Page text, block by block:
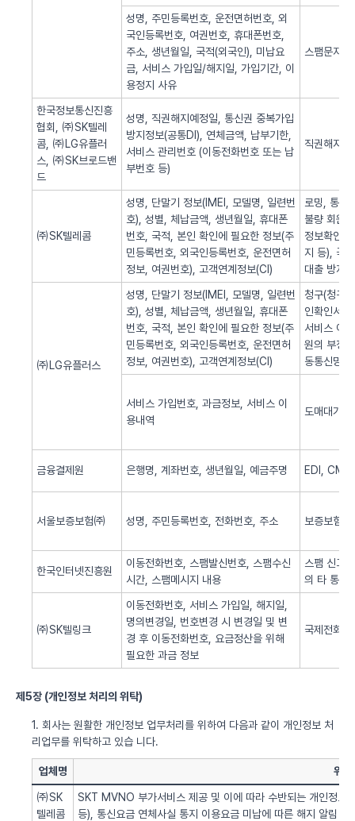
성명, 주민등록번호, 운전면허번호, 외
국인등록번호, 여권번호, 휴대폰번호,
주소, 생년월일, 국적(외국인), 미납요
금, 서비스 가입일/해지일, 가입기간, 이
용정지 사유
스팸문자
한국정보통신진흥
협회, ㈜SK텔레
콤, ㈜LG유플러
스, ㈜SK브로드밴
드
성명, 직권해지예정일, 통신권 중복가입
방지정보(공통DI), 연체금액, 납부기한,
서비스 관리번호 (이동전화번호 또는 납
부번호 등)
직권해지
㈜SK텔레콤
성명, 단말기 정보(IMEI, 모델명, 일련번
호), 성별, 체납금액, 생년월일, 휴대폰
번호, 국적, 본인 확인에 필요한 정보(주
민등록번호, 외국인등록번호, 운전면허
정보, 여권번호), 고객연계정보(CI)
로밍, 통화
불량 회원
정보확인,
지 등), 국
대출 방지,
㈜LG유플러스
성명, 단말기 정보(IMEI, 모델명, 일련번
호), 성별, 체납금액, 생년월일, 휴대폰
번호, 국적, 본인 확인에 필요한 정보(주
민등록번호, 외국인등록번호, 운전면허
정보, 여권번호), 고객연계정보(CI)
청구(청구
인확인서
서비스 이
원의 부정
동통신망
서비스 가입번호, 과금정보, 서비스 이
용내역
도매대가
금융결제원 은행명, 계좌번호, 생년월일, 예금주명 EDI, CMS
서울보증보험㈜ 성명, 주민등록번호, 전화번호, 주소 보증보험
한국인터넷진흥원
이동전화번호, 스팸발신번호, 스팸수신
시간, 스팸메시지 내용
스팸 신고
의 타 통신
㈜SK텔링크
이동전화번호, 서비스 가입일, 해지일,
명의변경일, 번호변경 시 변경일 및 변
경 후 이동전화번호, 요금정산을 위해
필요한 과금 정보
국제전화
제5장 (개인정보 처리의 위탁)
1. 회사는 원활한 개인정보 업무처리를 위하여 다음과 같이 개인정보 처
리업무를 위탁하고 있습 니다.
업체명 위탁
㈜SK
텔레콤
SKT MVNO 부가서비스 제공 및 이에 따라 수반되는 개인정보
등), 통신요금 연체사실 통지 이용요금 미납에 따른 해지 알림 업